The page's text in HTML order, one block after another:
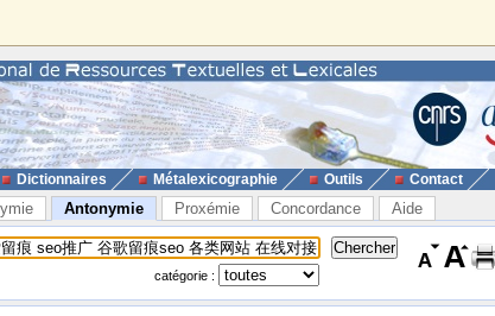
Dictionnaires Métalexicographie Outils Contact
Antonymie Proxémie Concordance Aide
catégorie :